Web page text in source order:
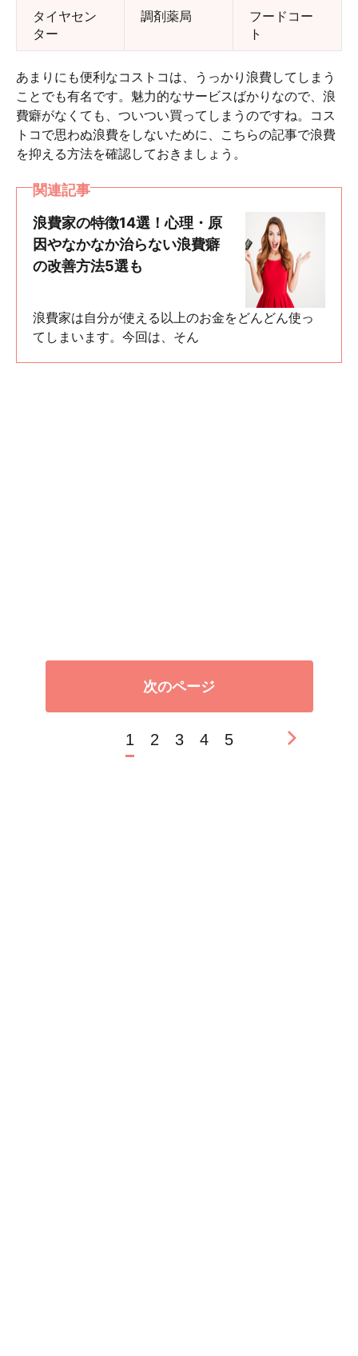
タイヤセン
ター
調剤薬局
フードコー
ト
あまりにも便利なコストコは、うっかり浪費してしまう
ことでも有名です。魅力的なサービスばかりなので、浪
費癖がなくても、ついつい買ってしまうのですね。コス
トコで思わぬ浪費をしないために、こちらの記事で浪費
を抑える方法を確認しておきましょう。
関連記事
浪費家の特徴14選！心理・原
因やなかなか治らない浪費癖
の改善方法5選も
浪費家は自分が使える以上のお金をどんどん使っ
てしまいます。今回は、そん
次のページ
1 2 3 4 5